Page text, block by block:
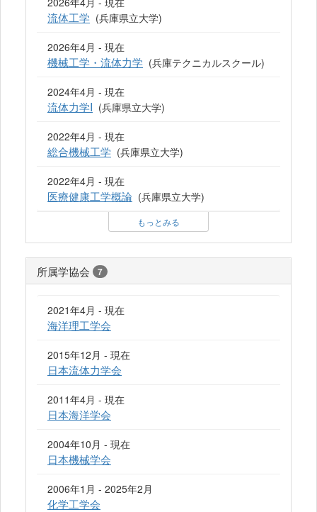
流体工学 (兵庫県立大学)
2026年4月 - 現在
機械工学・流体力学 (兵庫テクニカルスクール)
2024年4月 - 現在
流体力学I (兵庫県立大学)
2022年4月 - 現在
総合機械工学 (兵庫県立大学)
2022年4月 - 現在
医療健康工学概論 (兵庫県立大学)
もっとみる
所属学協会 7
2021年4月 - 現在
海洋理工学会
2015年12月 - 現在
日本流体力学会
2011年4月 - 現在
日本海洋学会
2004年10月 - 現在
日本機械学会
2006年1月 - 2025年2月
化学工学会